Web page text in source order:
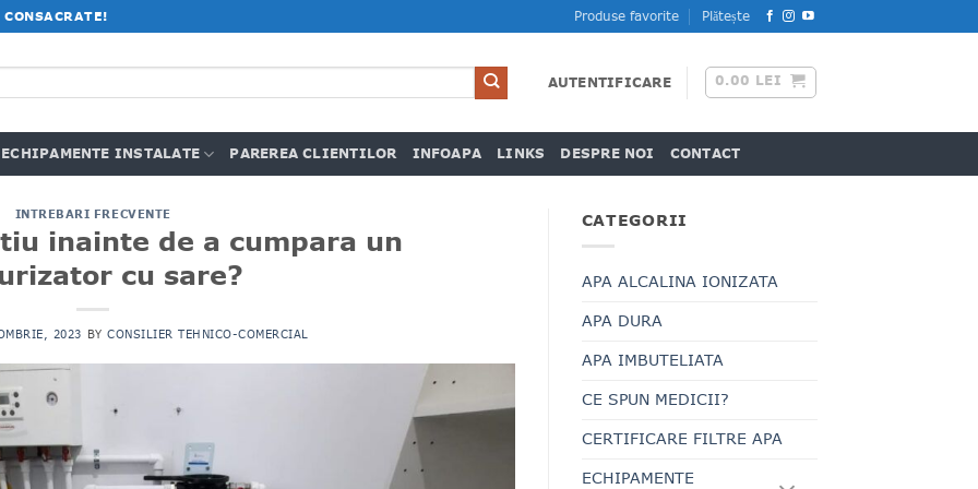
Produse favorite Plătește
AUTENTIFICARE 0.00 LEI
ECHIPAMENTE INSTALATE PAREREA CLIENTILOR INFOAPA LINKS DESPRE NOI CONTACT
INTREBARI FRECVENTE
inainte de a cumpara un
cu sare?
2023 BYCONSILIER TEHNICO-COMERCIAL
CATEGORII
APA ALCALINA IONIZATA
APA DURA
APA IMBUTELIATA
CE SPUN MEDICII?
CERTIFICARE FILTRE APA
ECHIPAMENTE